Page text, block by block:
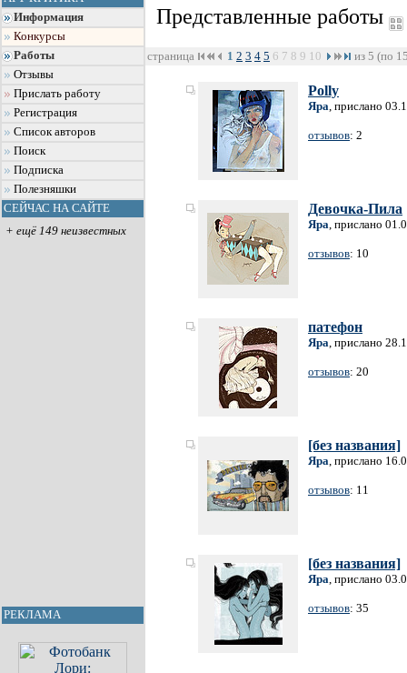
Информация
Конкурсы
Работы
Отзывы
Прислать работу
Регистрация
Список авторов
Поиск
Подписка
Полезняшки
СЕЙЧАС НА САЙТЕ
+ ещё 149 неизвестных
РЕКЛАМА
Представленные работы
страница 1 2 3 4 5 6 7 8 9 10 из 5 (по
Polly
Яра, прислано
отзывов: 2
Девочка-Пила
Яра, прислано
отзывов: 10
патефон
Яра, прислано
отзывов: 20
[без названия]
Яра, прислано
отзывов: 11
[без названия]
Яра, прислано
отзывов: 35